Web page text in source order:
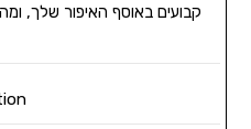
קבועים באוסף האיפור שלך,